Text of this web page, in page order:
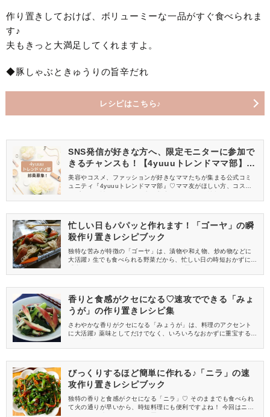
作り置きしておけば、ボリューミーな一品がすぐ食べられま
す♪
夫もきっと大満足してくれますよ。
◆豚しゃぶときゅうりの旨辛だれ
レシピはこちら♪
SNS発信が好きな方へ、限定モニターに参加で
きるチャンスも！【4yuuuトレンドママ部】部
員募集中
美容やコスメ、ファッションが好きなママたちが集まる公式コミ
ュニティ『4yuuuトレンドママ部』♡ママ友がほしい方、コスメサ
信してくれる方を募集しています！
忙しい日もパパッと作れます！「ゴーヤ」の瞬
殺作り置きレシピブック
独特な苦みが特徴の「ゴーヤ」は、漬物や和え物、炒め物などに
大活躍♪ 生でも食べられる野菜だから、忙しい日の時短おかずにも
しますね。
香りと食感がクセになる♡速攻でできる「みょ
うが」の作り置きレシピ集
さわやかな香りがクセになる「みょうが」は、料理のアクセント
に大活躍♪ 薬味としてだけでなく、いろいろなおかずに重宝するか
きる作り置きレシピを5つお届けします！
びっくりするほど簡単に作れる♪「ニラ」の速
攻作り置きレシピブック
独特の香りと食感がクセになる「ニラ」♡ そのままでも食べられ
て火の通りが早いから、時短料理にも便利ですよね！ 今回はニラ